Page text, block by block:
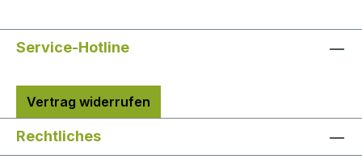
Service-Hotline
Vertrag widerrufen
Rechtliches